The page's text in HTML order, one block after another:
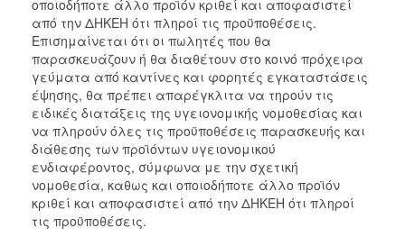
οποιοδήποτε άλλο προϊόν κριθεί και αποφασιστεί
από την ΔΗΚΕΗ ότι πληροί τις προϋποθέσεις.
Επισημαίνεται ότι οι πωλητές που θα
παρασκευάζουν ή θα διαθέτουν στο κοινό πρόχειρα
γεύματα από καντίνες και φορητές εγκαταστάσεις
έψησης, θα πρέπει απαρέγκλιτα να τηρούν τις
ειδικές διατάξεις της υγειονομικής νομοθεσίας και
να πληρούν όλες τις προϋποθέσεις παρασκευής και
διάθεσης των προϊόντων υγειονομικού
ενδιαφέροντος, σύμφωνα με την σχετική
νομοθεσία, καθως και οποιοδήποτε άλλο προϊόν
κριθεί και αποφασιστεί από την ΔΗΚΕΗ ότι πληροί
τις προϋποθέσεις.